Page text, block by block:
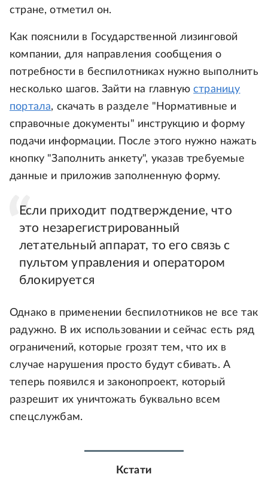
стране, отметил он.
Как пояснили в Государственной лизинговой
компании, для направления сообщения о
потребности в беспилотниках нужно выполнить
несколько шагов. Зайти на главнуюстраницу
портала, скачать в разделе "Нормативные и
справочные документы" инструкцию и форму
подачи информации. После этого нужно нажать
кнопку "Заполнить анкету", указав требуемые
данные и приложив заполненную форму.
Если приходит подтверждение, что
это незарегистрированный
летательный аппарат, то его связь с
пультом управления и оператором
блокируется
Однако в применении беспилотников не все так
радужно. В их использовании и сейчас есть ряд
ограничений, которые грозят тем, что их в
случае нарушения просто будут сбивать. А
теперь появился и законопроект, который
разрешит их уничтожать буквально всем
спецслужбам.
Кстати